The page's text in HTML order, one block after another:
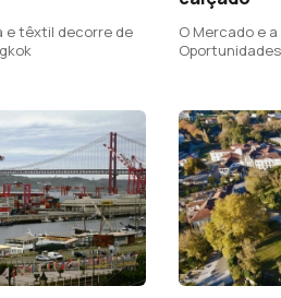
e têxtil decorre de
O Mercado e